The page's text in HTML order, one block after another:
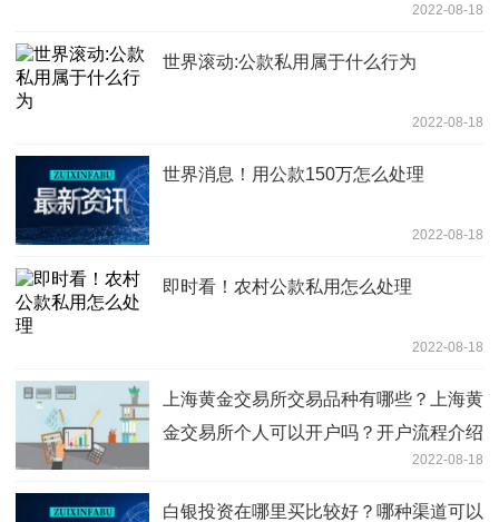
2022-08-18
世界滚动:公款私用属于什么行为
2022-08-18
世界消息！用公款150万怎么处理
2022-08-18
即时看！农村公款私用怎么处理
2022-08-18
上海黄金交易所交易品种有哪些？上海黄
金交易所个人可以开户吗？开户流程介绍
2022-08-18
白银投资在哪里买比较好？哪种渠道可以